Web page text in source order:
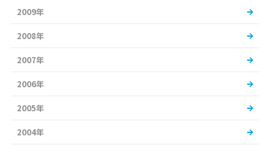
2009年
2008年
2007年
2006年
2005年
2004年